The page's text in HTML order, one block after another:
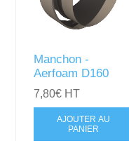
Manchon -
Aerfoam D160
7,80€ HT
AJOUTER AU
PANIER